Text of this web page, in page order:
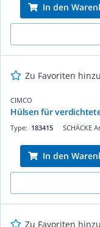
In den
Zu Favoriten
CIMCO
Hülsen für
SCHÄCKE
Type: 183415
In den
Zu Favoriten